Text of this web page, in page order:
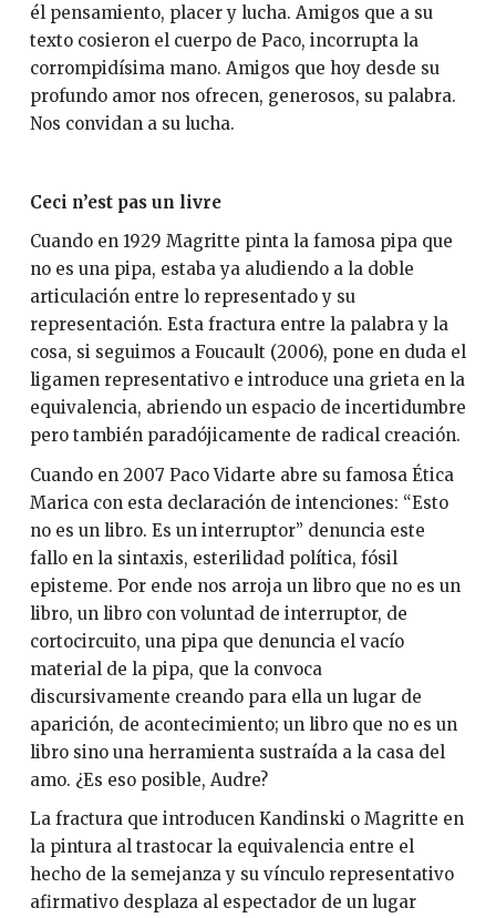
él pensamiento, placer y lucha. Amigos que a su
texto cosieron el cuerpo de Paco, incorrupta la
corrompidísima mano. Amigos que hoy desde su
profundo amor nos ofrecen, generosos, su palabra.
Nos convidan a su lucha.
Ceci n’est pas un livre
Cuando en 1929 Magritte pinta la famosa pipa que
no es una pipa, estaba ya aludiendo a la doble
articulación entre lo representado y su
representación. Esta fractura entre la palabra y la
cosa, si seguimos a Foucault (2006), pone en duda el
ligamen representativo e introduce una grieta en la
equivalencia, abriendo un espacio de incertidumbre
pero también paradójicamente de radical creación.
Cuando en 2007 Paco Vidarte abre su famosa Ética
Marica con esta declaración de intenciones: “Esto
no es un libro. Es un interruptor” denuncia este
fallo en la sintaxis, esterilidad política, fósil
episteme. Por ende nos arroja un libro que no es un
libro, un libro con voluntad de interruptor, de
cortocircuito, una pipa que denuncia el vacío
material de la pipa, que la convoca
discursivamente creando para ella un lugar de
aparición, de acontecimiento; un libro que no es un
libro sino una herramienta sustraída a la casa del
amo. ¿Es eso posible, Audre?
La fractura que introducen Kandinski o Magritte en
la pintura al trastocar la equivalencia entre el
hecho de la semejanza y su vínculo representativo
afirmativo desplaza al espectador de un lugar